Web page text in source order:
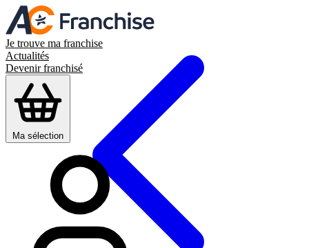
Je trouve ma franchise
Actualités
Devenir franchisé
Ma sélection